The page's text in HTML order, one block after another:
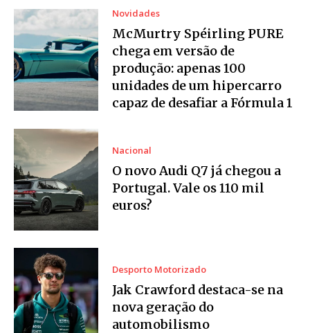
Novidades
McMurtry Spéirling PURE
chega em versão de
produção: apenas 100
unidades de um hipercarro
capaz de desafiar a Fórmula 1
Nacional
O novo Audi Q7 já chegou a
Portugal. Vale os 110 mil
euros?
Desporto Motorizado
Jak Crawford destaca-se na
nova geração do
automobilismo